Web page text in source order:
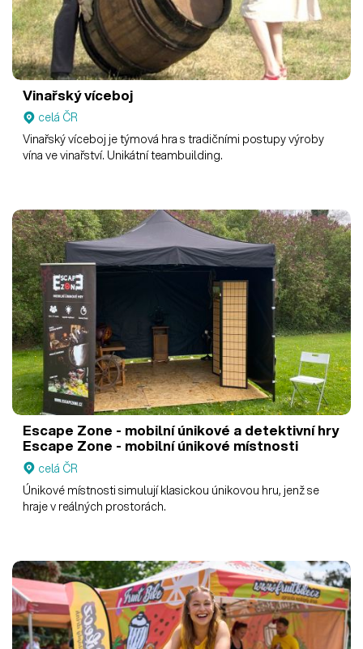
Vinařský víceboj
celá ČR
Vinařský víceboj je týmová hra s tradičními postupy výroby
vína ve vinařství. Unikátní teambuilding.
Escape Zone - mobilní únikové a detektivní hry
Escape Zone - mobilní únikové místnosti
celá ČR
Únikové místnosti simulují klasickou únikovou hru, jenž se
hraje v reálných prostorách.